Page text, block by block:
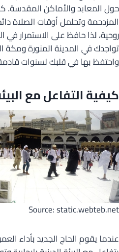
حول المعابد والأماكن المقدسة.
المزدحمة وتحلمل أوقات الصلاة
روحية، لذا حافظ على الاستمرار في
تواجدك في المدينة المنورة
واحتفظ بها في قلبك لسنوات
كيفية التفاعل مع
Source: static.webteb.net
عندما يقوم الحاج الجديد بأداء